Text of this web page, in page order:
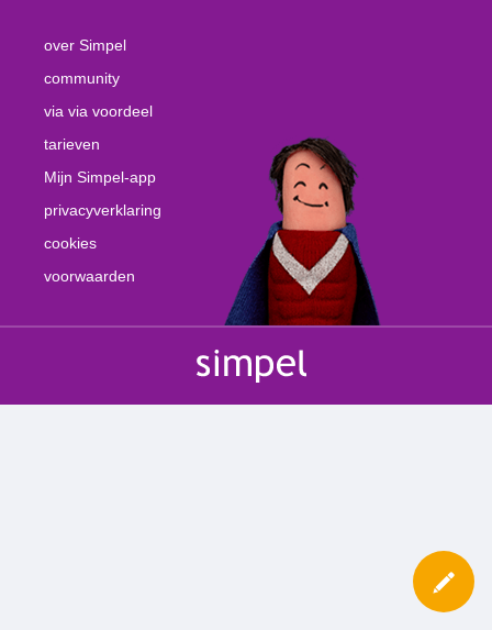
over Simpel
community
via via voordeel
tarieven
Mijn Simpel-app
privacyverklaring
cookies
voorwaarden